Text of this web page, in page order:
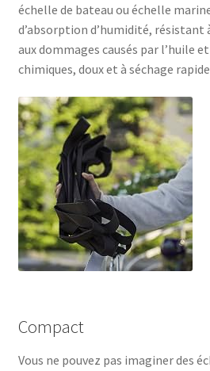
échelle de bateau ou échelle
d’absorption d’humidité, résistant
aux dommages causés par l’huile
chimiques, doux et à séchage
Compact
Vous ne pouvez pas imaginer des